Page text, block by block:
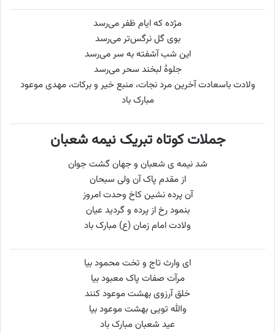
مژده که ایام ظفر می‌رسد
بوی گل نرگس‌تر می‌رسد
این شب آشفته به سر می‌رسد
جلوهٔ لبخند سحر می‌رسد
ولادت باسعادت آخرین مرد نجات، منبع خیر و برکات، مهدی موعود
مبارک باد
جملات کوتاه تبریک نیمه شعبان
شد نیمه ی شعبان و جهان گشت جوان
از مقدم پاک آن ولی سبحان
آن پرده نشین کاخ وحدت امروز
بنمود رخ از پرده و گردید عیان
ولادت امام زمان (ع) مبارک باد
ای وارث تاج و تخت محمود بیا
مرآت صفات پاک معبود بیا
خلق آرزوی بهشت موعود کنند
والله تویی بهشت موعود بیا
عید شعبان مبارک باد